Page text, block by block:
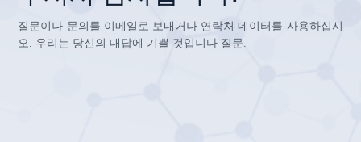
질문이나 문의를 이메일로 보내거나 연락처 데이터를 사용하십시
오. 우리는 당신의 대답에 기쁠 것입니다 질문.